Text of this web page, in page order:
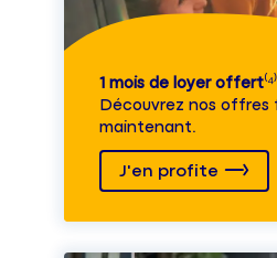
1 mois de loyer offert
Découvrez nos offres
maintenant.
J'en profite